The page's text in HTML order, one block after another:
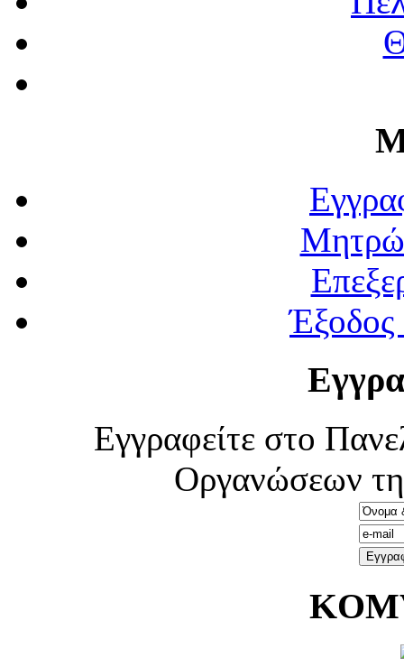
Εγγραφείτε στο
Οργανώσεων